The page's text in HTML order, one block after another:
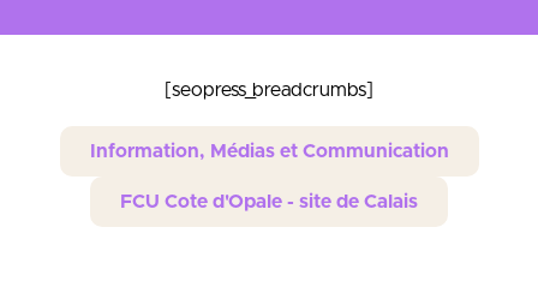
[seopress_breadcrumbs]
Information, Médias et Communication
FCU Cote d'Opale - site de Calais